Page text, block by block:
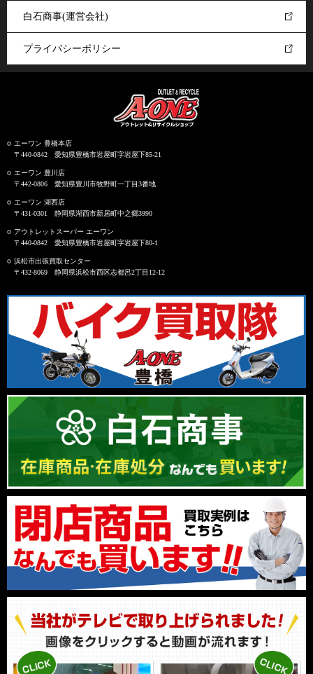
白石商事(運営会社)
プライバシーポリシー
エーワン 豊橋本店
〒440-0842 愛知県豊橋市岩屋町字岩屋下85-21
エーワン 豊川店
〒442-0806 愛知県豊川市牧野町一丁目3番地
エーワン 湖西店
〒431-0301 静岡県湖西市新居町中之郷3990
アウトレットスーパー エーワン
〒440-0842 愛知県豊橋市岩屋町字岩屋下80-1
浜松市出張買取センター
〒432-8069 静岡県浜松市西区志都呂2丁目12-12